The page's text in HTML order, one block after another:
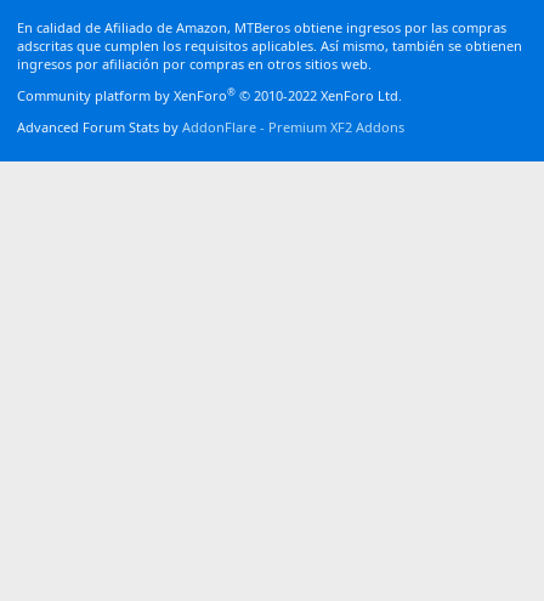
En calidad de Afiliado de Amazon, MTBeros obtiene ingresos por las compras
adscritas que cumplen los requisitos aplicables. Así mismo, también se obtienen
ingresos por afiliación por compras en otros sitios web.
Community platform by XenForo® © 2010-2022 XenForo Ltd.
Advanced Forum Stats by AddonFlare - Premium XF2 Addons